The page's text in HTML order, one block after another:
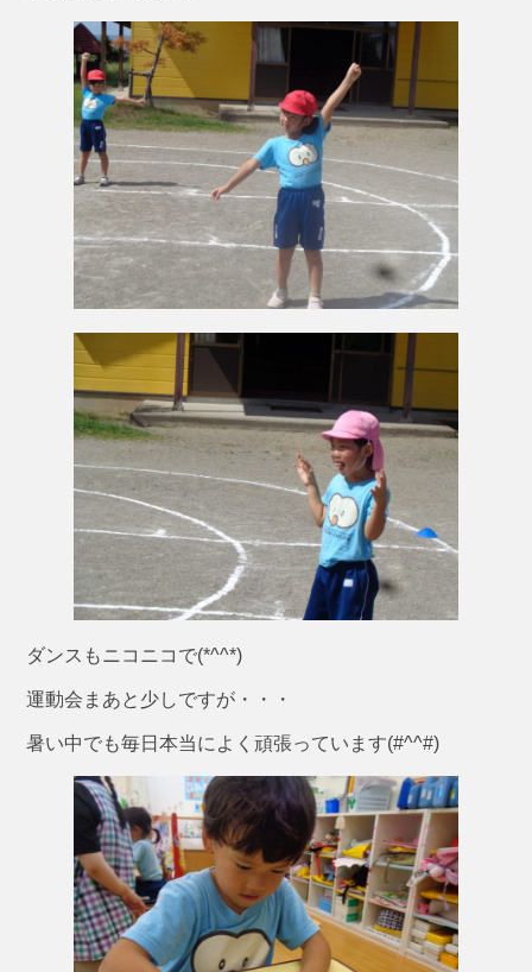
ダンスもニコニコで(*^^*)
運動会まあと少しですが・・・
暑い中でも毎日本当によく頑張っています(#^^#)